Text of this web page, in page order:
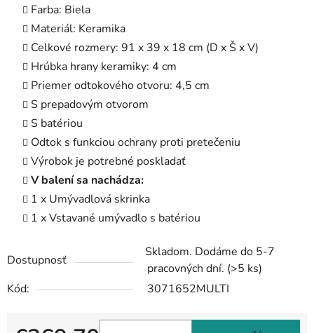
Farba: Biela
Materiál: Keramika
Celkové rozmery: 91 x 39 x 18 cm (D x Š x V)
Hrúbka hrany keramiky: 4 cm
Priemer odtokového otvoru: 4,5 cm
S prepadovým otvorom
S batériou
Odtok s funkciou ochrany proti pretečeniu
Výrobok je potrebné poskladať
V balení sa nachádza:
1 x Umývadlová skrinka
1 x Vstavané umývadlo s batériou
Dostupnosť
Skladom. Dodáme do 5-7
pracovných dní. (>5 ks)
Kód:
3071652MULTI